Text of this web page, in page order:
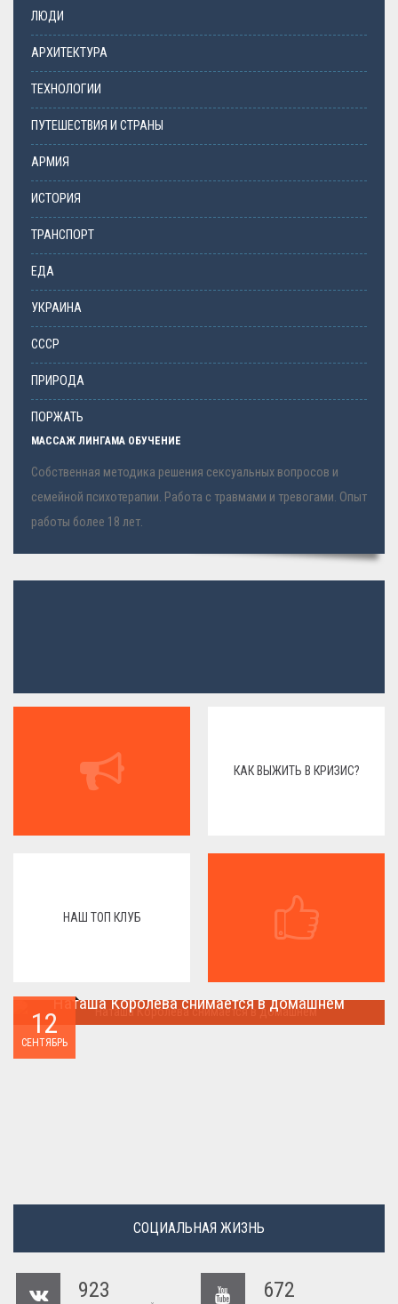
ЛЮДИ
АРХИТЕКТУРА
ТЕХНОЛОГИИ
ПУТЕШЕСТВИЯ И СТРАНЫ
АРМИЯ
ИСТОРИЯ
ТРАНСПОРТ
ЕДА
УКРАИНА
СССР
ПРИРОДА
ПОРЖАТЬ
МАССАЖ ЛИНГАМА ОБУЧЕНИЕ
Собственная методика решения сексуальных вопросов и
семейной психотерапии. Работа с травмами и тревогами. Опыт
работы более 18 лет.
КАК ВЫЖИТЬ В КРИЗИС?
НАШ ТОП КЛУБ
12
СЕНТЯБРЬ
Наташа Королева снимается в домашнем
СОЦИАЛЬНАЯ ЖИЗНЬ
923 672